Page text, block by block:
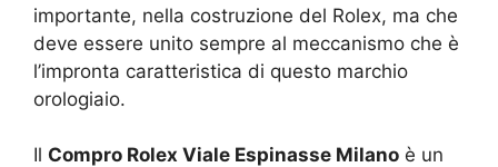
importante, nella costruzione del Rolex, ma che
deve essere unito sempre al meccanismo che è
l’impronta caratteristica di questo marchio
orologiaio.
Il Compro Rolex Viale Espinasse Milano è un